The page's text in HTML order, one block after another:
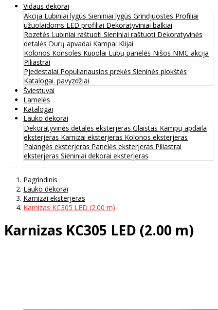
Vidaus dekorai
Akcija Lubiniai lygūs Sieniniai lygūs Grindjuostės Profiliai
užuolaidoms LED profiliai Dekoratyviniai balkiai
Rozetės Lubiniai raštuoti Sieniniai raštuoti Dekoratyvinės
detalės Durų apvadai Kampai Klijai
Kolonos Konsolės Kupolai Lubų panelės Nišos NMC akcija
Piliastrai
Pjedestalai Populiariausios prekės Sieninės plokštės
Katalogai. pavyzdžiai
Šviestuvai
Lamelės
Katalogai
Lauko dekorai
Dekoratyvinės detalės eksterjeras Glaistas Kampų apdaila
eksterjeras Karnizai eksterjeras Kolonos eksterjeras
Palangės eksterjeras Panelės eksterjeras Piliastrai
eksterjeras Sieniniai dekorai eksterjeras
Pagrindinis
Lauko dekorai
Karnizai eksterjeras
Karnizas KC305 LED (2.00 m)
Karnizas KC305 LED (2.00 m)